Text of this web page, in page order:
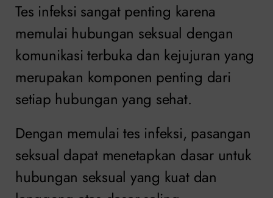
Tes infeksi sangat penting karena
memulai hubungan seksual dengan
komunikasi terbuka dan kejujuran yang
merupakan komponen penting dari
setiap hubungan yang sehat.
Dengan memulai tes infeksi, pasangan
seksual dapat menetapkan dasar untuk
hubungan seksual yang kuat dan